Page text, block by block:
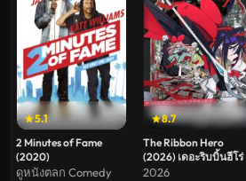
5.1
2 Minutes of Fame
(2020)
ดูหนังตลก Comedy
8.7
The Ribbon Hero
(2026) เดอะริบบิ้นฮีโร่
2026